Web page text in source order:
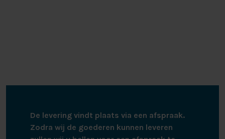
De levering vindt plaats via een afspraak.
Zodra wij de goederen kunnen leveren